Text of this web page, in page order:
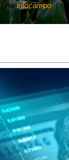
Porinfocampo